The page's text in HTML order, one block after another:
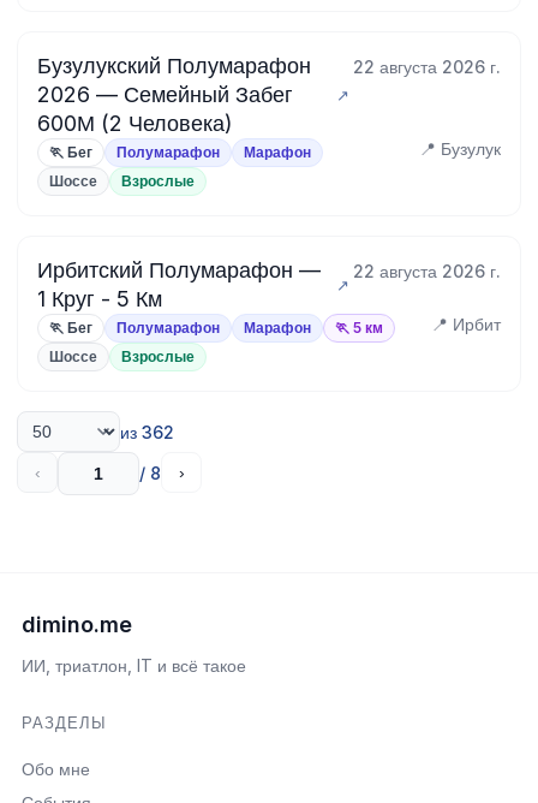
Бузулукский Полумарафон
2026 — Семейный Забег
600М (2 Человека)
22 августа 2026 г.
🏃 Бег Полумарафон Марафон 📍 Бузулук
Шоссе Взрослые
Ирбитский Полумарафон —
1 Круг - 5 Км
22 августа 2026 г.
🏃 Бег Полумарафон Марафон 🏃 5 км 📍 Ирбит
Шоссе Взрослые
из 362
‹ / 8 ›
dimino.me
ИИ, триатлон, IT и всё такое
РАЗДЕЛЫ
Обо мне